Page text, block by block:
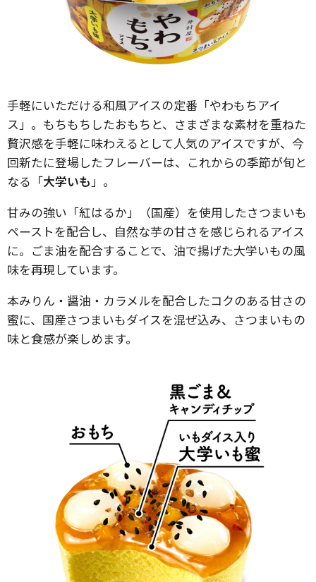
手軽にいただける和風アイスの定番「やわもちアイ
ス」。もちもちしたおもちと、さまざまな素材を重ねた
贅沢感を手軽に味わえるとして人気のアイスですが、今
回新たに登場したフレーバーは、これからの季節が旬と
なる「大学いも」。
甘みの強い「紅はるか」（国産）を使用したさつまいも
ペーストを配合し、自然な芋の甘さを感じられるアイス
に。ごま油を配合することで、油で揚げた大学いもの風
味を再現しています。
本みりん・醤油・カラメルを配合したコクのある甘さの
蜜に、国産さつまいもダイスを混ぜ込み、さつまいもの
味と食感が楽しめます。